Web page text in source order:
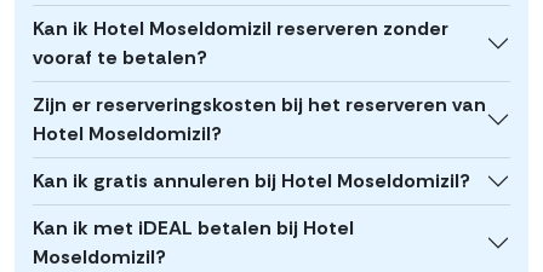
Kan ik Hotel Moseldomizil reserveren zonder
vooraf te betalen?
Zijn er reserveringskosten bij het reserveren van
Hotel Moseldomizil?
Kan ik gratis annuleren bij Hotel Moseldomizil?
Kan ik met iDEAL betalen bij Hotel
Moseldomizil?